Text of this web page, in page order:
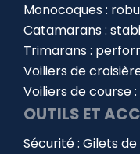
Monocoques :
Catamarans :
Trimarans :
Voiliers de
Voiliers de course
OUTILS ET
Sécurité : Gilets